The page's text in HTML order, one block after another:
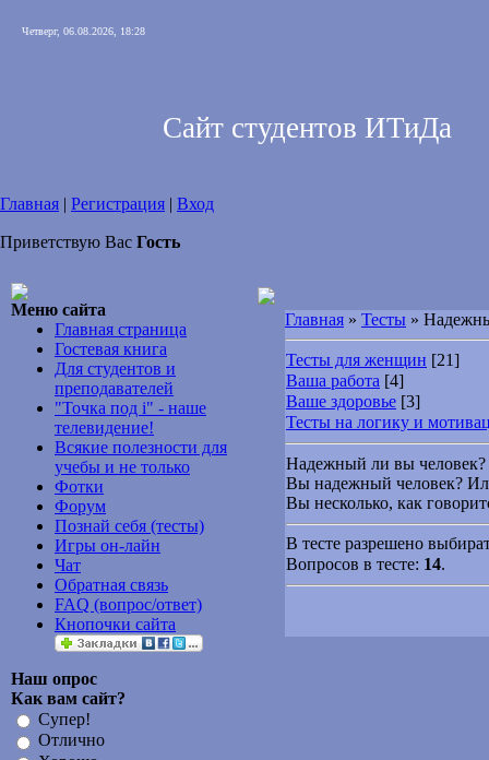
Четверг, 06.08.2026, 18:28
Сайт студентов ИТиДа
Главная | Регистрация | Вход
Приветствую Вас Гость
Меню сайта
Главная страница
Гостевая книга
Для студентов и
преподавателей
"Точка под i" - наше
телевидение!
Всякие полезности для
учебы и не только
Фотки
Форум
Познай себя (тесты)
Игры он-лайн
Чат
Обратная связь
FAQ (вопрос/ответ)
Кнопочки сайта
Наш опрос
Как вам сайт?
Супер!
Отлично
Главная » Тесты »
Тесты для женщин [21]
Ваша работа [4]
Ваше здоровье [3]
Тесты на логику и
Надежный ли вы человек?
Вы надежный человек?
Вы несколько, как
В тесте разрешено
Вопросов в тесте: 14.